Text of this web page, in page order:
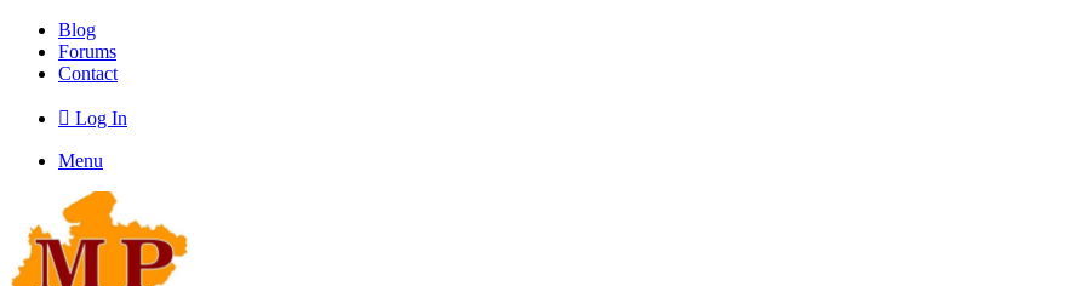
Blog
Forums
Contact
Log In
Menu